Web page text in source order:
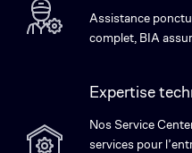
Assistance
complet, BIA
Expertise
Nos Service
services pour